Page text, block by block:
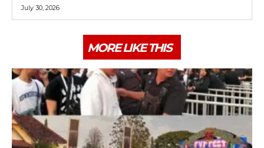
July 30, 2026
MORE LIKE THIS